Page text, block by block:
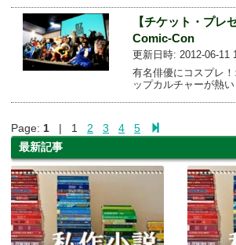
【チケット・プレ
Comic-Con
更新日時: 2012-06-11
有名俳優にコスプレ
ップカルチャーが熱い
Page: 1 | 1 2 3 4
5
最新記事